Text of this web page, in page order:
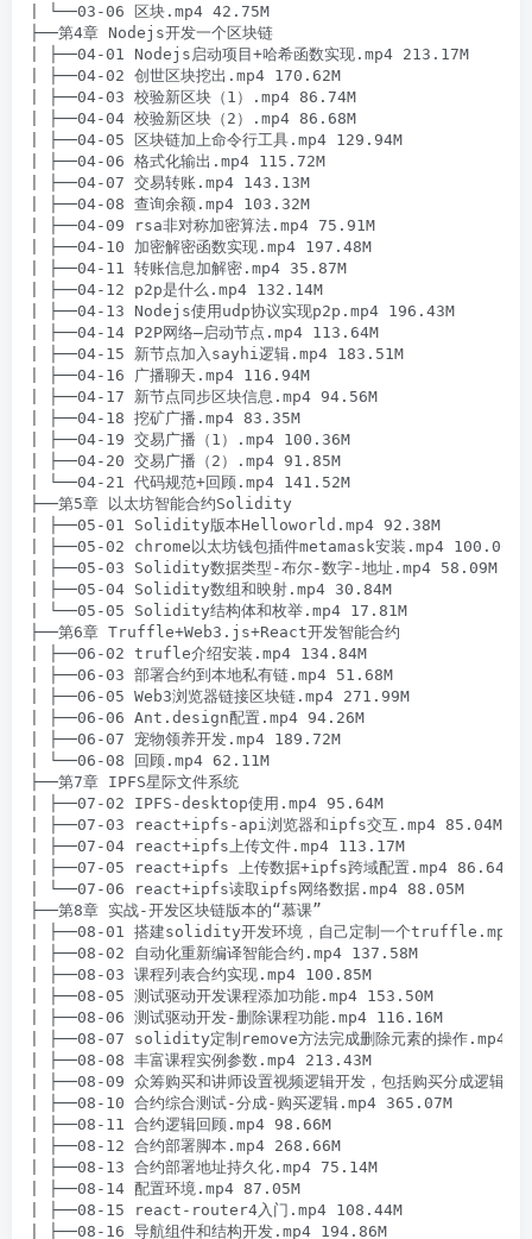
| └──03-06 区块.mp4 42.75M
├──第4章 Nodejs开发一个区块链
| ├──04-01 Nodejs启动项目+哈希函数实现.mp4 213.17M
| ├──04-02 创世区块挖出.mp4 170.62M
| ├──04-03 校验新区块（1）.mp4 86.74M
| ├──04-04 校验新区块（2）.mp4 86.68M
| ├──04-05 区块链加上命令行工具.mp4 129.94M
| ├──04-06 格式化输出.mp4 115.72M
| ├──04-07 交易转账.mp4 143.13M
| ├──04-08 查询余额.mp4 103.32M
| ├──04-09 rsa非对称加密算法.mp4 75.91M
| ├──04-10 加密解密函数实现.mp4 197.48M
| ├──04-11 转账信息加解密.mp4 35.87M
| ├──04-12 p2p是什么.mp4 132.14M
| ├──04-13 Nodejs使用udp协议实现p2p.mp4 196.43M
| ├──04-14 P2P网络–启动节点.mp4 113.64M
| ├──04-15 新节点加入sayhi逻辑.mp4 183.51M
| ├──04-16 广播聊天.mp4 116.94M
| ├──04-17 新节点同步区块信息.mp4 94.56M
| ├──04-18 挖矿广播.mp4 83.35M
| ├──04-19 交易广播（1）.mp4 100.36M
| ├──04-20 交易广播（2）.mp4 91.85M
| └──04-21 代码规范+回顾.mp4 141.52M
├──第5章 以太坊智能合约Solidity
| ├──05-01 Solidity版本Helloworld.mp4 92.38M
| ├──05-02 chrome以太坊钱包插件metamask安装.mp4 100.06M
| ├──05-03 Solidity数据类型-布尔-数字-地址.mp4 58.09M
| ├──05-04 Solidity数组和映射.mp4 30.84M
| └──05-05 Solidity结构体和枚举.mp4 17.81M
├──第6章 Truffle+Web3.js+React开发智能合约
| ├──06-02 trufle介绍安装.mp4 134.84M
| ├──06-03 部署合约到本地私有链.mp4 51.68M
| ├──06-05 Web3浏览器链接区块链.mp4 271.99M
| ├──06-06 Ant.design配置.mp4 94.26M
| ├──06-07 宠物领养开发.mp4 189.72M
| └──06-08 回顾.mp4 62.11M
├──第7章 IPFS星际文件系统
| ├──07-02 IPFS-desktop使用.mp4 95.64M
| ├──07-03 react+ipfs-api浏览器和ipfs交互.mp4 85.04M
| ├──07-04 react+ipfs上传文件.mp4 113.17M
| ├──07-05 react+ipfs 上传数据+ipfs跨域配置.mp4 86.64M
| └──07-06 react+ipfs读取ipfs网络数据.mp4 88.05M
├──第8章 实战-开发区块链版本的“慕课”
| ├──08-01 搭建solidity开发环境，自己定制一个truffle.mp4
| ├──08-02 自动化重新编译智能合约.mp4 137.58M
| ├──08-03 课程列表合约实现.mp4 100.85M
| ├──08-05 测试驱动开发课程添加功能.mp4 153.50M
| ├──08-06 测试驱动开发-删除课程功能.mp4 116.16M
| ├──08-07 solidity定制remove方法完成删除元素的操作.mp4
| ├──08-08 丰富课程实例参数.mp4 213.43M
| ├──08-09 众筹购买和讲师设置视频逻辑开发，包括购买分成逻辑
| ├──08-10 合约综合测试-分成-购买逻辑.mp4 365.07M
| ├──08-11 合约逻辑回顾.mp4 98.66M
| ├──08-12 合约部署脚本.mp4 268.66M
| ├──08-13 合约部署地址持久化.mp4 75.14M
| ├──08-14 配置环境.mp4 87.05M
| ├──08-15 react-router4入门.mp4 108.44M
| ├──08-16 导航组件和结构开发.mp4 194.86M